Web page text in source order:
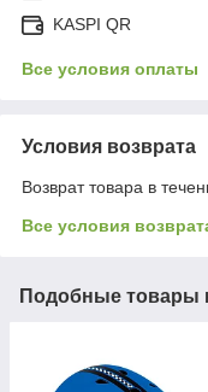
KASPI QR
Все условия оплаты
Условия возврата
Возврат товара в
Все условия
Подобные товары